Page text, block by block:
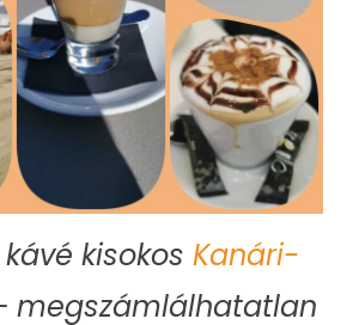
kisokos Kanári-
megszámlálhatatlan